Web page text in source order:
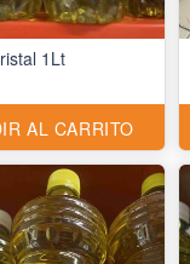
1Lt
AL CARRITO